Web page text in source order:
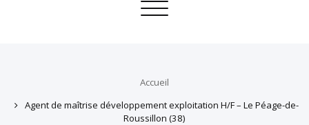
Toggle
Accueil
Agent de maîtrise développement exploitation H/F – Le Péage-de-
Roussillon (38)